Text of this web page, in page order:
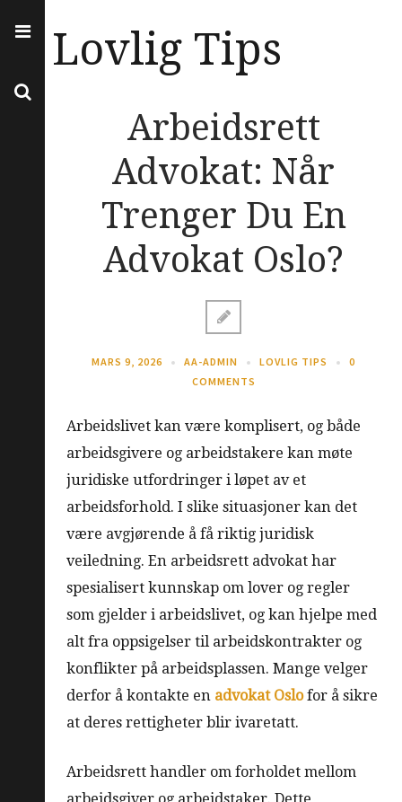
Lovlig Tips
Arbeidsrett
Advokat: Når
Trenger Du En
Advokat Oslo?
MARS 9, 2026 AA-ADMIN LOVLIG TIPS
0
COMMENTS
Arbeidslivet kan være komplisert, og både
arbeidsgivere og arbeidstakere kan møte
juridiske utfordringer i løpet av et
arbeidsforhold. I slike situasjoner kan det
være avgjørende å få riktig juridisk
veiledning. En arbeidsrett advokat har
spesialisert kunnskap om lover og regler
som gjelder i arbeidslivet, og kan hjelpe med
alt fra oppsigelser til arbeidskontrakter og
konflikter på arbeidsplassen. Mange velger
derfor å kontakte en advokat Oslofor å sikre
at deres rettigheter blir ivaretatt.
Arbeidsrett handler om forholdet mellom